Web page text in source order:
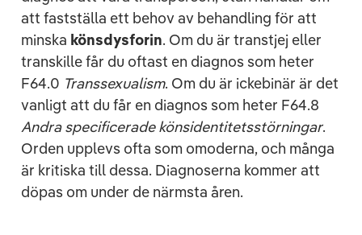
att fastställa ett behov av behandling för att
minska könsdysforin. Om du är transtjej eller
transkille får du oftast en diagnos som heter
F64.0 Transsexualism. Om du är ickebinär är det
vanligt att du får en diagnos som heter F64.8
Andra specificerade könsidentitetsstörningar.
Orden upplevs ofta som omoderna, och många
är kritiska till dessa. Diagnoserna kommer att
döpas om under de närmsta åren.